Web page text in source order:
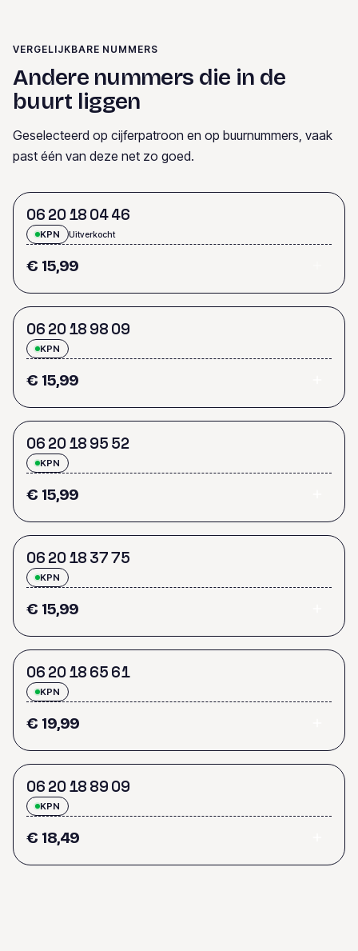
VERGELIJKBARE NUMMERS
Andere nummers die in de
buurt liggen
Geselecteerd op cijferpatroon en op buurnummers, vaak
past één van deze net zo goed.
06 2018 0446
KPN Uitverkocht
€ 15,99
06 2018 98 09
KPN
€ 15,99
06 2018 95 52
KPN
€ 15,99
06 2018 3775
KPN
€ 15,99
06 2018 65 61
KPN
€ 19,99
06 2018 89 09
KPN
€ 18,49